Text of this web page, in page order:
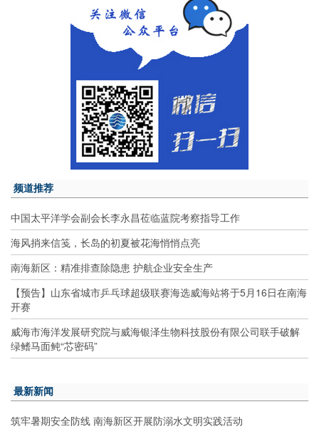
频道推荐
中国太平洋学会副会长李永昌莅临蓝院考察指导工作
海风捎来信笺，长岛的初夏被花海悄悄点亮
南海新区：精准排查除隐患 护航企业安全生产
【预告】山东省城市乒乓球超级联赛海选威海站将于5月16日在南海
开赛
威海市海洋发展研究院与威海银泽生物科技股份有限公司联手破解
绿鳍马面鲀“芯密码”
最新新闻
筑牢暑期安全防线 南海新区开展防溺水文明实践活动